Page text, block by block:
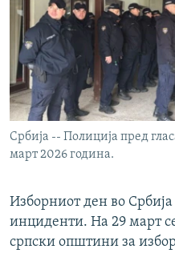
Србија -- Полиција пред
март 2026 година.
Изборниот ден во
инциденти. На 29 март
српски општини за